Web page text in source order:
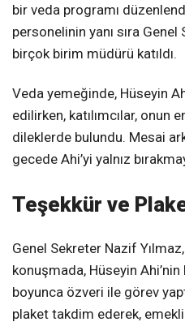
bir veda programı
personelinin yanı sıra
birçok birim müdürü katıldı.
Veda yemeğinde, Hüseyin
edilirken, katılımcılar, onun
dileklerde bulundu. Mesai
gecede Ahi’yi yalnız
Teşekkür ve
Genel Sekreter Nazif
konuşmada, Hüseyin
boyunca özveri ile görev
plaket takdim ederek,